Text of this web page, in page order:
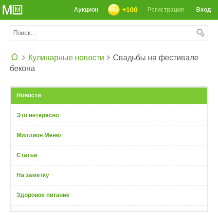
Вход
Регистрация
+100
Аукцион
Кулинарные новости
Свадьбы на фестивале
бекона
Новости
Это интересно
Миллион Меню
Статьи
На заметку
Здоровое питание